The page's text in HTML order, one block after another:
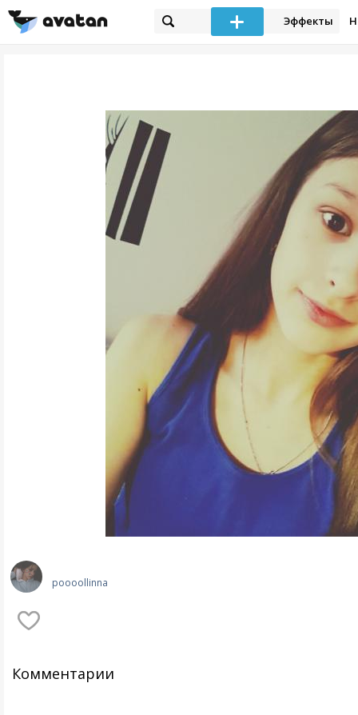
Эффекты
poooollinna
Комментарии